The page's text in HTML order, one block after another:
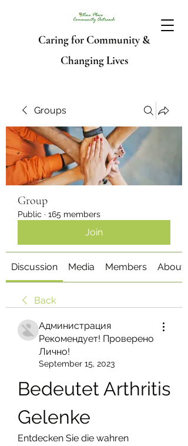
Caring for Community &
Changing Lives
Groups
Group
Public · 165 members
Join
Discussion Media Members About
Back
Администрация
Рекомендует! Проверено
Лично!
September 15, 2023
Bedeutet Arthritis
Gelenke
Entdecken Sie die wahren